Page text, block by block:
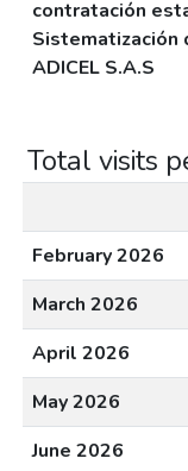
contratación
Sistematización
ADICEL S.A.S
Total visits
February 2026
March 2026
April 2026
May 2026
June 2026